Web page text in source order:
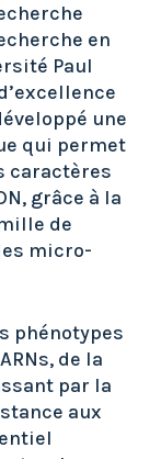
en
Paul
une
qui permet
caractères
grâce à la
de
micro-
phénotypes
de la
par la
aux